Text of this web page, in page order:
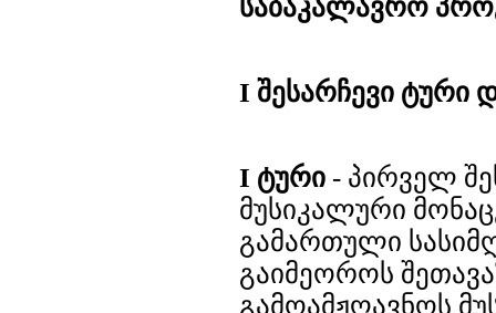
საბაკალავრო
I შესარჩევი ტური
I ტური - პირველ
მუსიკალური
გამართული
გაიმეოროს
გამოამჟღავნოს